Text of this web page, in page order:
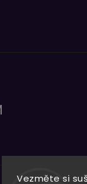
Vezměte si